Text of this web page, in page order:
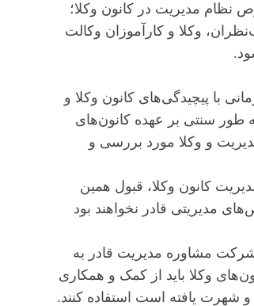
مدیریت در کانون وکلا؛
وکلا و کارآموزان وکالت
با پیچیدگی‌های کانون وکلا و
طور سنتی بر عهده کانون‌های
و وکلا مورد بررسی و
کانون وکلا، قبول همین
مدیریتی قادر نخواهند بود
شرکت مشاوره مدیریت قادر به
وکلا باید از کمک و همکاری
شهرت یافته است استفاده کنند.